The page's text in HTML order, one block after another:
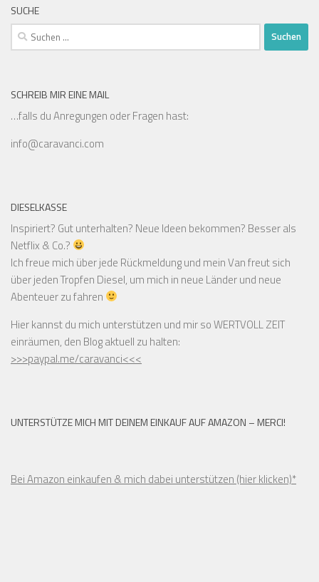
SUCHE
Suchen
nach:
SCHREIB MIR EINE MAIL
…falls du Anregungen oder Fragen hast:
info@caravanci.com
DIESELKASSE
Inspiriert? Gut unterhalten? Neue Ideen bekommen? Besser als
Netflix & Co.?
Ich freue mich über jede Rückmeldung und mein Van freut sich
über jeden Tropfen Diesel, um mich in neue Länder und neue
Abenteuer zu fahren
Hier kannst du mich unterstützen und mir so WERTVOLL ZEIT
einräumen, den Blog aktuell zu halten:
>>>paypal.me/caravanci<<<
UNTERSTÜTZE MICH MIT DEINEM EINKAUF AUF AMAZON – MERCI!
Bei Amazon einkaufen & mich dabei unterstützen (hier klicken)*